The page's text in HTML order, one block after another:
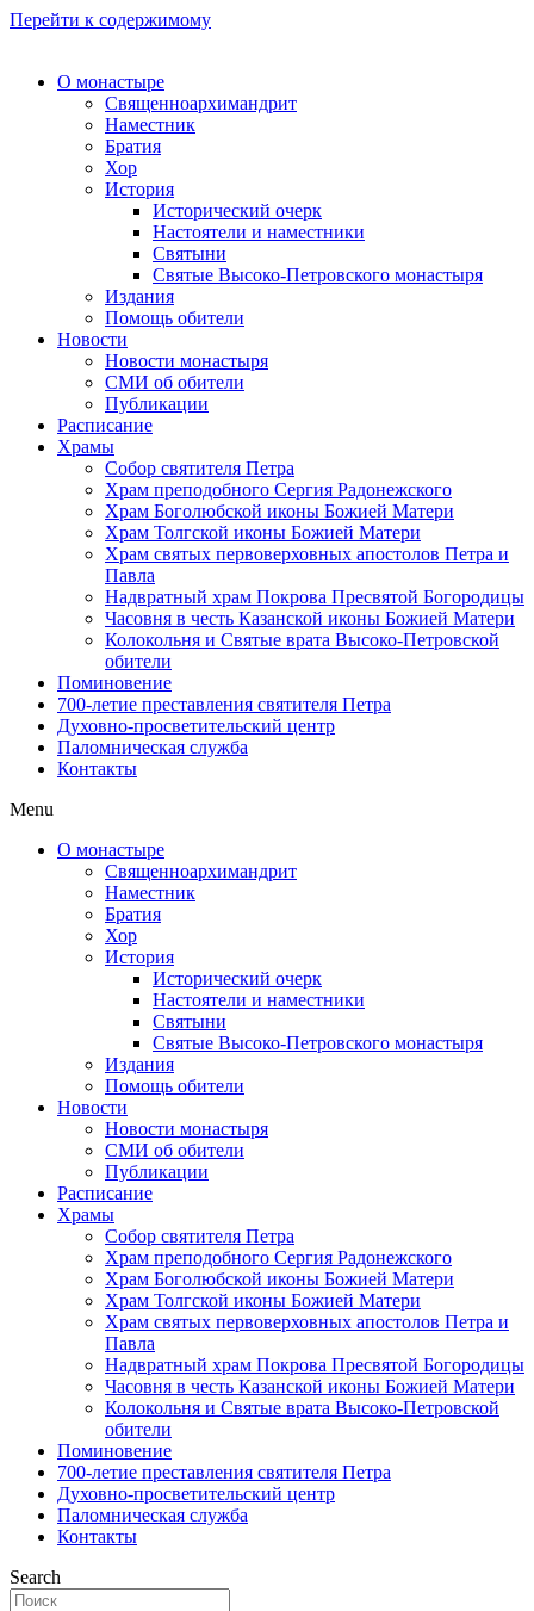
Перейти к содержимому
О монастыре
Священноархимандрит
Наместник
Братия
Хор
История
Исторический очерк
Настоятели и наместники
Святыни
Святые Высоко-Петровского монастыря
Издания
Помощь обители
Новости
Новости монастыря
СМИ об обители
Публикации
Расписание
Храмы
Собор святителя Петра
Храм преподобного Сергия Радонежского
Храм Боголюбской иконы Божией Матери
Храм Толгской иконы Божией Матери
Храм святых первоверховных апостолов Петра и
Павла
Надвратный храм Покрова Пресвятой Богородицы
Часовня в честь Казанской иконы Божией Матери
Колокольня и Святые врата Высоко-Петровской
обители
Поминовение
700-летие преставления святителя Петра
Духовно-просветительский центр
Паломническая служба
Контакты
Menu
О монастыре
Священноархимандрит
Наместник
Братия
Хор
История
Исторический очерк
Настоятели и наместники
Святыни
Святые Высоко-Петровского монастыря
Издания
Помощь обители
Новости
Новости монастыря
СМИ об обители
Публикации
Расписание
Храмы
Собор святителя Петра
Храм преподобного Сергия Радонежского
Храм Боголюбской иконы Божией Матери
Храм Толгской иконы Божией Матери
Храм святых первоверховных апостолов Петра и
Павла
Надвратный храм Покрова Пресвятой Богородицы
Часовня в честь Казанской иконы Божией Матери
Колокольня и Святые врата Высоко-Петровской
обители
Поминовение
700-летие преставления святителя Петра
Духовно-просветительский центр
Паломническая служба
Контакты
Search